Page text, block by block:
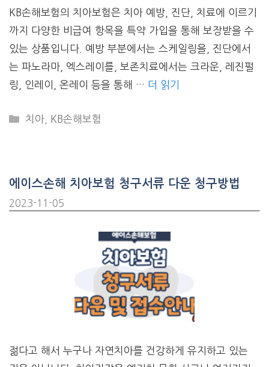
KB손해보험의 치아보험은 치아 예방, 진단, 치료에 이르기
까지 다양한 비급여 항목을 특약 가입을 통해 보장받을 수
있는 상품입니다. 예방 부분에서는 스케일링을, 진단에서
는 파노라마, 엑스레이를, 보존치료에서는 크라운, 레진펄
링, 인레이, 온레이 등을 통해 … 더 읽기
CATEGORIES
치아 KB손해보험
에이스손해 치아보험 청구서류 다운 청구방법
2023-11-05
젊다고 해서 누구나 자연치아를 건강하게 유지하고 있는